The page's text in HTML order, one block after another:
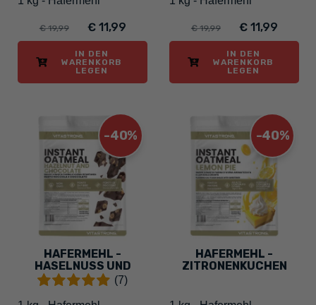
€ 19,99 € 11,99
IN DEN
WARENKORB
LEGEN
€ 19,99 € 11,99
IN DEN
WARENKORB
LEGEN
-40%
HAFERMEHL -
HASELNUSS UND
SCHOKOLADE(7)
-40%
HAFERMEHL -
ZITRONENKUCHEN